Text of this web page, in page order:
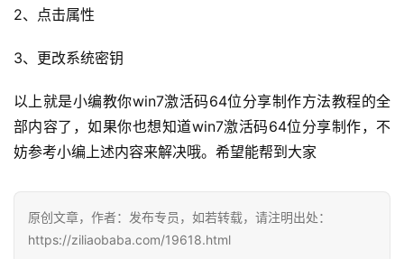
投
稿
日
好
2、点击属性
3、更改系统密钥
以上就是小编教你win7激活码64位分享制作方法教程的全
部内容了，如果你也想知道win7激活码64位分享制作，不
妨参考小编上述内容来解决哦。希望能帮到大家
原创文章，作者：发布专员，如若转载，请注明出处：
https://ziliaobaba.com/19618.html